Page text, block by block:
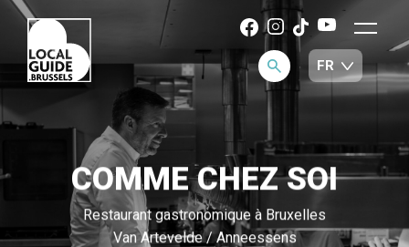
COMME CHEZ SOI
Restaurant gastronomique à Bruxelles
Van Artevelde / Anneessens